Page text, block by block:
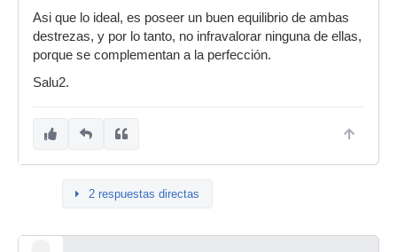
Asi que lo ideal, es poseer un buen equilibrio de ambas
destrezas, y por lo tanto, no infravalorar ninguna de ellas,
porque se complementan a la perfección.
Salu2.
2 respuestas directas